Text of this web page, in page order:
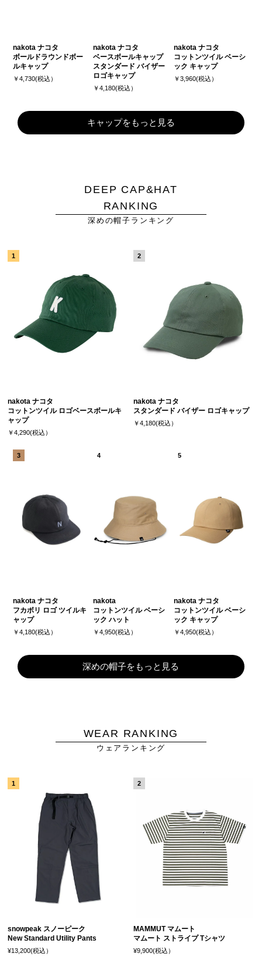
nakota ナコタ
ボールドラウンドボー
ルキャップ
￥4,730(税込）
nakota ナコタ
ベースボールキャップ
スタンダード バイザー
ロゴキャップ
￥4,180(税込）
nakota ナコタ
コットンツイル ベーシ
ック キャップ
￥3,960(税込）
キャップをもっと見る
DEEP CAP&HAT
RANKING
深めの帽子ランキング
nakota ナコタ
コットンツイル ロゴベースボールキ
ャップ
￥4,290(税込）
nakota ナコタ
スタンダード バイザー ロゴキャップ
￥4,180(税込）
nakota ナコタ
フカボリ ロゴ ツイルキ
ャップ
￥4,180(税込）
nakota
コットンツイル ベーシ
ック ハット
￥4,950(税込）
nakota ナコタ
コットンツイル ベーシ
ック キャップ
￥4,950(税込）
深めの帽子をもっと見る
WEAR RANKING
ウェアランキング
snowpeak スノーピーク
New Standard Utility Pants
¥13,200(税込）
MAMMUT マムート
マムート ストライプ Tシャツ
¥9,900(税込）